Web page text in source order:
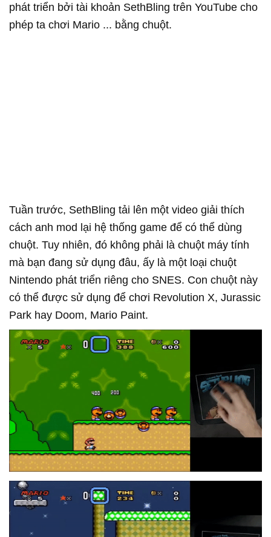
phát triển bởi tài khoản SethBling trên YouTube cho
phép ta chơi Mario ... bằng chuột.
Tuần trước, SethBling tải lên một video giải thích
cách anh mod lại hệ thống game để có thể dùng
chuột. Tuy nhiên, đó không phải là chuột máy tính
mà bạn đang sử dụng đâu, ấy là một loại chuột
Nintendo phát triển riêng cho SNES. Con chuột này
có thể được sử dụng để chơi Revolution X, Jurassic
Park hay Doom, Mario Paint.